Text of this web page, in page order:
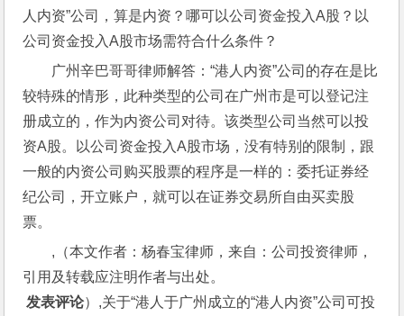
人内资”公司，算是内资？哪可以公司资金投入A股？以
公司资金投入A股市场需符合什么条件？
广州辛巴哥哥律师解答：“港人内资”公司的存在是比
较特殊的情形，此种类型的公司在广州市是可以登记注
册成立的，作为内资公司对待。该类型公司当然可以投
资A股。以公司资金投入A股市场，没有特别的限制，跟
一般的内资公司购买股票的程序是一样的：委托证券经
纪公司，开立账户，就可以在证券交易所自由买卖股
票。
,（本文作者：杨春宝律师，来自：公司投资律师，
引用及转载应注明作者与出处。
发表评论）,关于“港人于广州成立的“港人内资”公司可投